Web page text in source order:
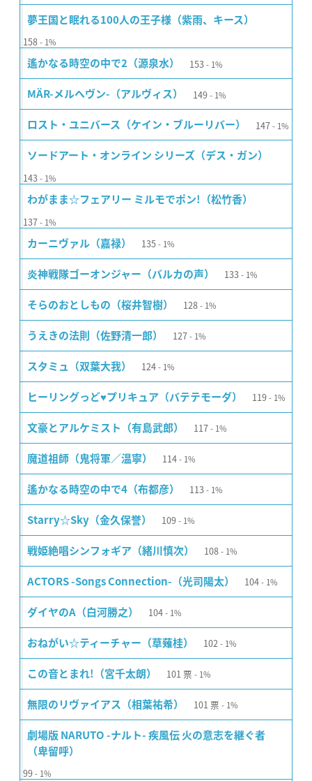
夢王国と眠れる100人の王子様（紫雨、キース）
158 1%
遙かなる時空の中で2（源泉水） 153 1%
MÄR-メルヘヴン-（アルヴィス） 149 1%
ロスト・ユニバース（ケイン・ブルーリバー） 147 1%
ソードアート・オンライン シリーズ（デス・ガン）
143 1%
わがまま☆フェアリー ミルモでポン!（松竹香）
137 1%
カーニヴァル（嘉禄） 135 1%
炎神戦隊ゴーオンジャー（バルカの声） 133 1%
そらのおとしもの（桜井智樹） 128 1%
うえきの法則（佐野清一郎） 127 1%
スタミュ（双葉大我） 124 1%
ヒーリングっど♥プリキュア（バテテモーダ） 119 1%
文豪とアルケミスト（有島武郎） 117 1%
魔道祖師（鬼将軍／温寧） 114 1%
遙かなる時空の中で4（布都彦） 113 1%
Starry☆Sky（金久保誉） 109 1%
戦姫絶唱シンフォギア（緒川慎次） 108 1%
ACTORS -Songs Connection-（光司陽太） 104 1%
ダイヤのA（白河勝之） 104 1%
おねがい☆ティーチャー（草薙桂） 102 1%
この音とまれ!（宮千太朗） 101 票 1%
無限のリヴァイアス（相葉祐希） 101 票 1%
劇場版 NARUTO -ナルト- 疾風伝 火の意志を継ぐ者
（卑留呼）
99 1%